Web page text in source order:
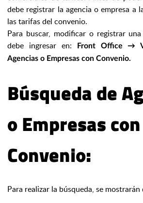
debe registrar la agencia o empresa a
las tarifas del convenio.
Para buscar, modificar o registrar
debe ingresar en:
Front Office →
Agencias o Empresas con Convenio.
Búsqueda de
o Empresas con
Convenio:
Para realizar la búsqueda, se mostrarán